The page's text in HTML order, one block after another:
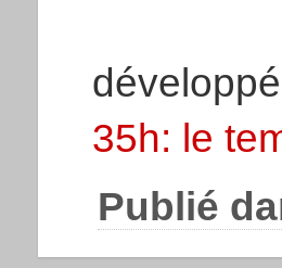
35h: le
Publié